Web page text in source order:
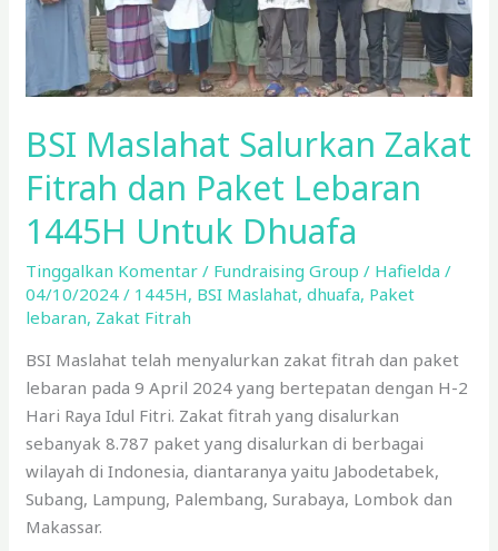
BSI Maslahat Salurkan Zakat
Fitrah dan Paket Lebaran
1445H Untuk Dhuafa
Tinggalkan Komentar / Fundraising Group / Hafielda/
04/10/2024/ 1445H, BSI Maslahat,dhuafa, Paket
lebaran, Zakat Fitrah
BSI Maslahat telah menyalurkan zakat fitrah dan paket
lebaran pada 9 April 2024 yang bertepatan dengan H-2
Hari Raya Idul Fitri. Zakat fitrah yang disalurkan
sebanyak 8.787 paket yang disalurkan di berbagai
wilayah di Indonesia, diantaranya yaitu Jabodetabek,
Subang, Lampung, Palembang, Surabaya, Lombok dan
Makassar.
Lebaran
Dhuafa